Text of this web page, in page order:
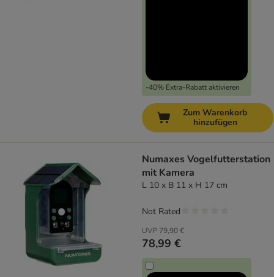
-40% Extra-Rabatt aktivieren
Zum Warenkorb
hinzufügen
Numaxes Vogelfutterstation
mit Kamera
L 10 x B 11 x H 17 cm
UVP 79,90 €
78,99 €
Not Rated